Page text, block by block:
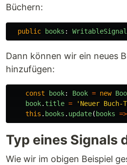
Büchern:
public books : WritableSignal
Dann können wir ein neues
hinzufügen:
const book: Book = new
book. title = ' Neuer
this . books . update( books =>
Typ eines Signals
Wie wir im obigen Beispiel